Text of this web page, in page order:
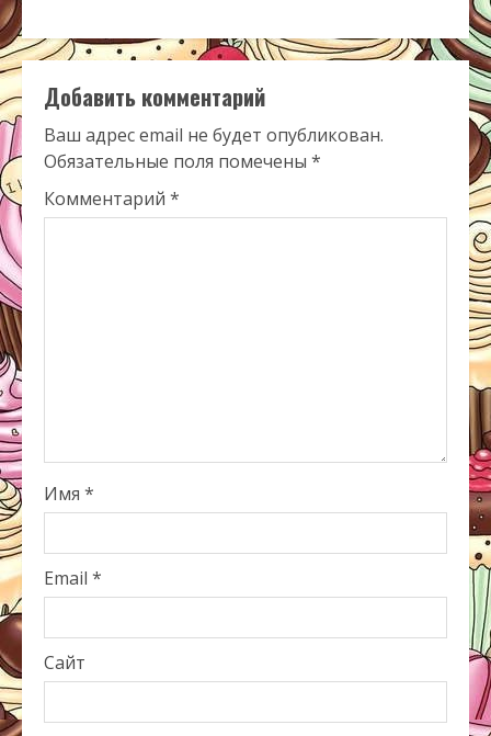
Добавить комментарий
Ваш адрес email не будет опубликован.
Обязательные поля помечены *
Комментарий *
Имя *
Email *
Сайт